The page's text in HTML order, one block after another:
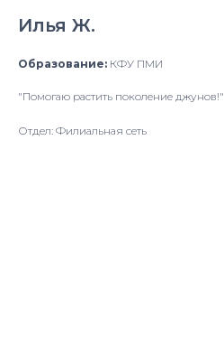
Илья Ж.
Образование: КФУ ПМИ
"Помогаю растить поколение джунов!"
Отдел: Филиальная сеть